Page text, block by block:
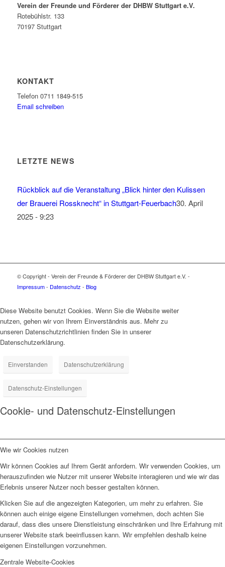
Verein der Freunde und Förderer der DHBW Stuttgart e.V.
Rotebühlstr. 133
70197 Stuttgart
KONTAKT
Telefon 0711 1849-515
Email schreiben
LETZTE NEWS
Rückblick auf die Veranstaltung „Blick hinter den Kulissen
der Brauerei Rossknecht“ in Stuttgart-Feuerbach30. April
2025 - 9:23
© Copyright - Verein der Freunde & Förderer der DHBW Stuttgart e.V. -
Impressum- Datenschutz - Blog
Diese Website benutzt Cookies. Wenn Sie die Website weiter
nutzen, gehen wir von Ihrem Einverständnis aus. Mehr zu
unseren Datenschutzrichtlinien finden Sie in unserer
Datenschutzerklärung.
Einverstanden Datenschutzerklärung
Datenschutz-Einstellungen
Cookie- und Datenschutz-Einstellungen
Wie wir Cookies nutzen
Wir können Cookies auf Ihrem Gerät anfordern. Wir verwenden Cookies, um
herauszufinden wie Nutzer mit unserer Website interagieren und wie wir das
Erlebnis unserer Nutzer noch besser gestalten können.
Klicken Sie auf die angezeigten Kategorien, um mehr zu erfahren. Sie
können auch einige eigene Einstellungen vornehmen, doch achten Sie
darauf, dass dies unsere Dienstleistung einschränken und Ihre Erfahrung mit
unserer Website stark beeinflussen kann. Wir empfehlen deshalb keine
eigenen Einstellungen vorzunehmen.
Zentrale Website-Cookies